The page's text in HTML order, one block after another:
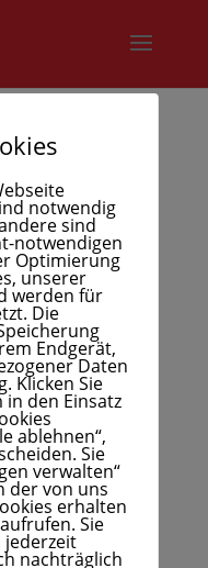
notwendig
sind
notwendigen
Optimierung
unserer
werden für
Die
Endgerät,
Daten
Klicken Sie
in den Einsatz
ablehnen“,
Sie
verwalten“
der von uns
erhalten
Sie
jederzeit
nachträglich